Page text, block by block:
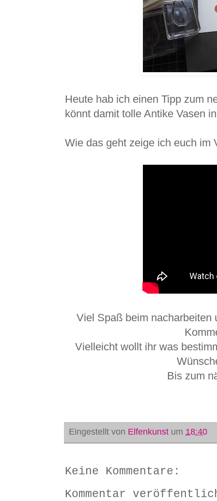
Heute hab ich einen Tipp zum
könnt damit tolle Antike Vasen
Wie das geht zeige ich euch im
Viel Spaß beim nacharbeiten
Vielleicht wollt ihr was
Bis zum
Eingestellt von Elfenkunst um 18:40
Keine Kommentare:
Kommentar